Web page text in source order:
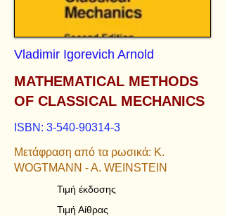
Vladimir Igorevich Arnold
MATHEMATICAL METHODS
OF CLASSICAL MECHANICS
ISBN: 3-540-90314-3
Μετάφραση από τα ρωσικά: K.
WOGTMANN - A. WEINSTEIN
Τιμή έκδοσης
Τιμή Αίθρας